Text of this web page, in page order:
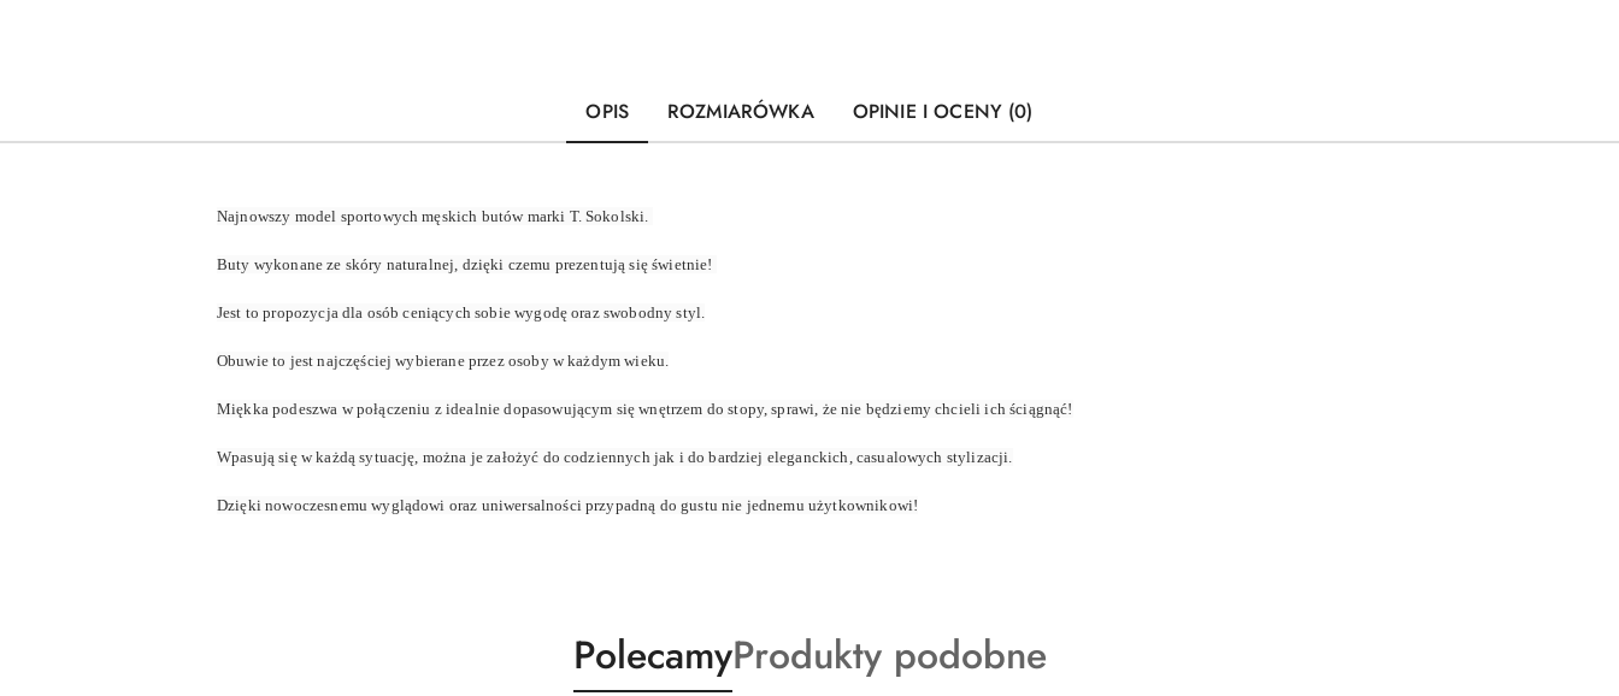
OPIS ROZMIARÓWKA OPINIE I OCENY (0)
Najnowszy model sportowych męskich butów marki T. Sokolski.
Buty wykonane ze skóry naturalnej, dzięki czemu prezentują się świetnie!
Jest to propozycja dla osób ceniących sobie wygodę oraz swobodny styl.
Obuwie to jest najczęściej wybierane przez osoby w każdym wieku.
Miękka podeszwa w połączeniu z idealnie dopasowującym się wnętrzem do stopy, sprawi, że nie będziemy chcieli ich ściągnąć!
Wpasują się w każdą sytuację, można je założyć do codziennych jak i do bardziej eleganckich, casualowych stylizacji.
Dzięki nowoczesnemu wyglądowi oraz uniwersalności przypadną do gustu nie jednemu użytkownikowi!
Produkty
PolecamyProdukty
Produkty podobne